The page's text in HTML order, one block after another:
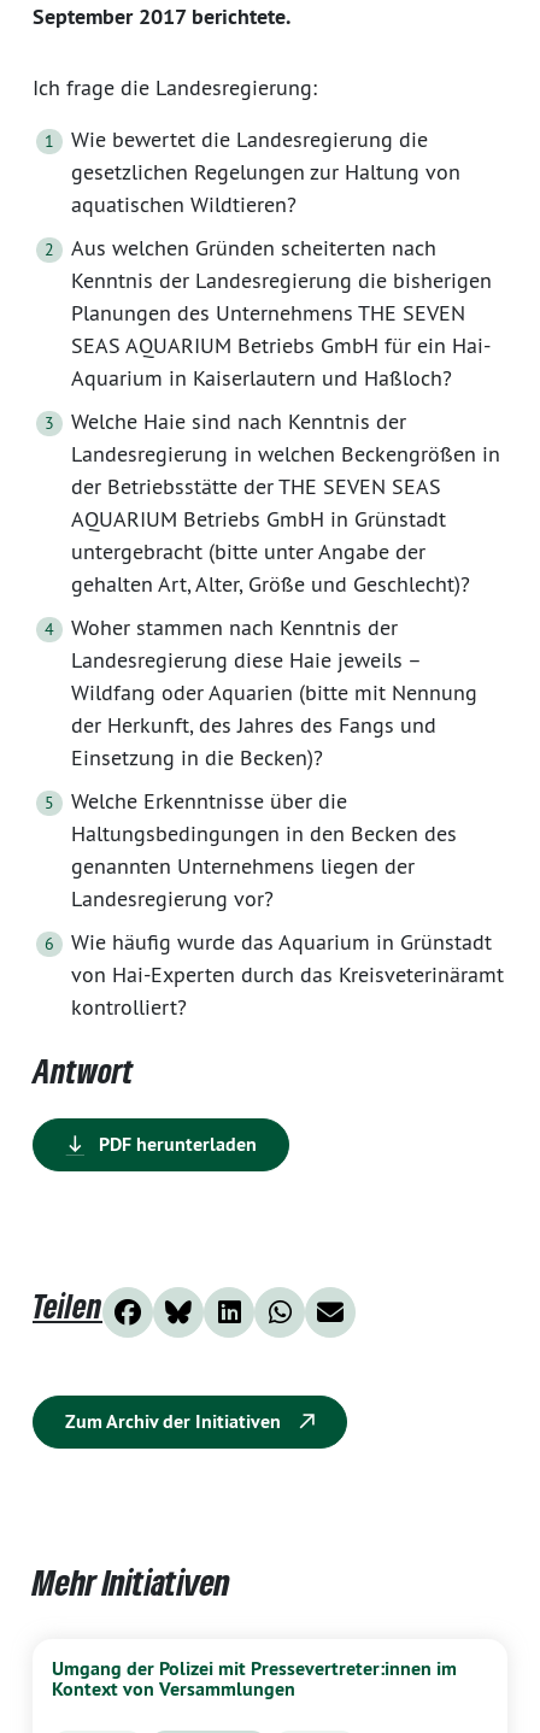
September 2017 berichtete.
Ich frage die Landesregierung:
Wie bewertet die Landesregierung die
gesetzlichen Regelungen zur Haltung von
aquatischen Wildtieren?
Aus welchen Gründen scheiterten nach
Kenntnis der Landesregierung die bisherigen
Planungen des Unternehmens THE SEVEN
SEAS AQUARIUM Betriebs GmbH für ein Hai-
Aquarium in Kaiserlautern und Haßloch?
Welche Haie sind nach Kenntnis der
Landesregierung in welchen Beckengrößen in
der Betriebsstätte der THE SEVEN SEAS
AQUARIUM Betriebs GmbH in Grünstadt
untergebracht (bitte unter Angabe der
gehalten Art, Alter, Größe und Geschlecht)?
Woher stammen nach Kenntnis der
Landesregierung diese Haie jeweils –
Wildfang oder Aquarien (bitte mit Nennung
der Herkunft, des Jahres des Fangs und
Einsetzung in die Becken)?
Welche Erkenntnisse über die
Haltungsbedingungen in den Becken des
genannten Unternehmens liegen der
Landesregierung vor?
Wie häufig wurde das Aquarium in Grünstadt
von Hai-Experten durch das Kreisveterinäramt
kontrolliert?
Antwort
PDF herunterladen
Teilen
Zum Archiv der Initiativen
Mehr Initiativen
Umgang der Polizei mit Pressevertreter:innen im
Kontext von Versammlungen